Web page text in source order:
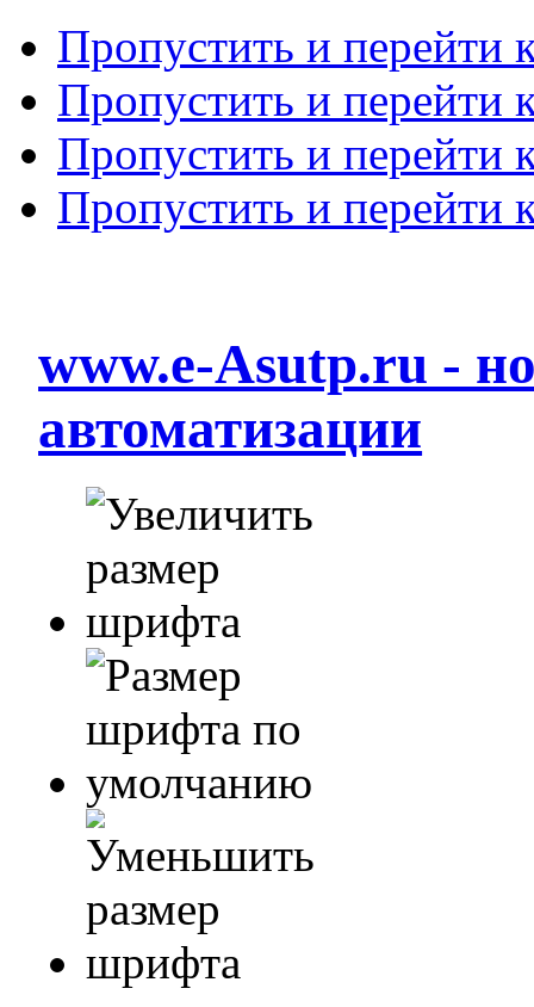
Пропустить и перейти
Пропустить и перейти
Пропустить и перейти
Пропустить и перейти
www.e-Asutp.ru -
автоматизации